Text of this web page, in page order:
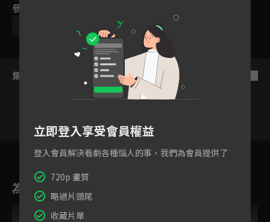
參與演員
集數列表
22 23 24 25 26
為您推薦
立即登入享受會員權益
登入會員解決看劇各種惱人的事，我們為會員提供了
720p 畫質
略過片頭尾
收藏片單